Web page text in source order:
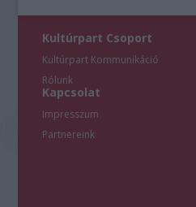
Kultúrpart Csoport
Kultúrpart Kommunikáció
Rólunk
Kapcsolat
Impresszum
Partnereink